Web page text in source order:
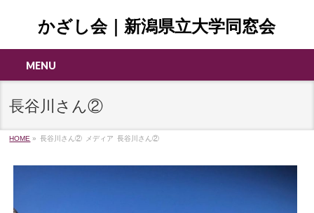
かざし会｜新潟県立大学同窓会
MENU
長谷川さん②
HOME » 長谷川さん② メディア 長谷川さん②